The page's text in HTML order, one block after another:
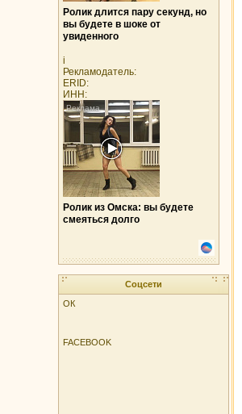
Ролик длится пару секунд, но
вы будете в шоке от
увиденного
i
Рекламодатель:
ERID:
ИНН:
Ролик из Омска: вы будете
смеяться долго
Соцсети
ОК
FACEBOOK